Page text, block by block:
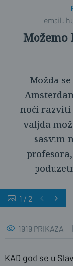
email:
Možda
noći razviti
valjda
sasvim
1 / 2
1919 PRIKAZA
KAD god se u